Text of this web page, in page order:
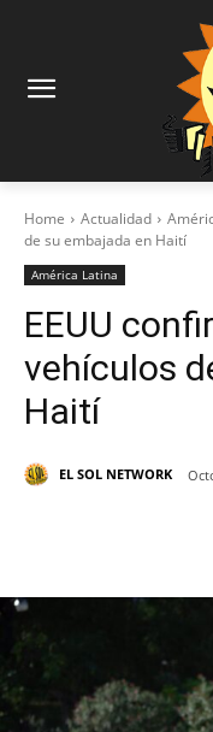
Home Actualidad
de su embajada en Haití
América Latina
EEUU
vehículos
Haití
EL SOL NETWORK